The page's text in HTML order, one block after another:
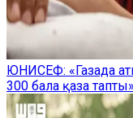
ЮНИСЕФ: «Газада
300 бала қаза тапты»